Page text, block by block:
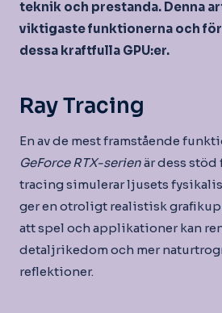
teknik och prestanda. Denna
viktigaste funktionerna och
dessa kraftfulla GPU:er.
Ray Tracing
En av de mest framstående
GeForce RTX-serienär dess stöd
tracing simulerar ljusets
ger en otroligt realistisk
att spel och applikationer kan
detaljrikedom och mer
reflektioner.